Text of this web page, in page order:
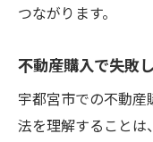
つながります。
不動産購入で失敗
宇都宮市での不動
法を理解すること